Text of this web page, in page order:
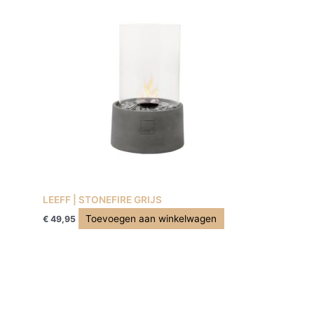
LEEFF | STONEFIRE GRIJS
€ 49,95 Toevoegen aan winkelwagen